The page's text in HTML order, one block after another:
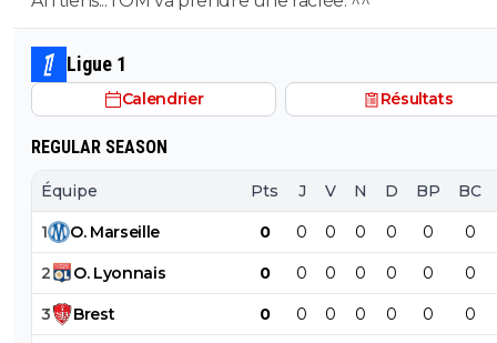
Ligue 1
Calendrier Résultats
REGULAR SEASON
Équipe Pts J V N D BP BC
1 O. Marseille 0 0 0 0 0 0 0
2 O. Lyonnais 0 0 0 0 0 0 0
3 Brest 0 0 0 0 0 0 0